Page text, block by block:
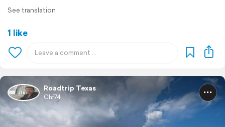
See translation
1 like
Roadtrip Texas
Chf74